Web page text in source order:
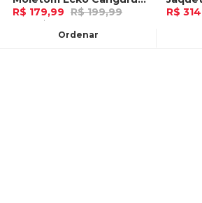
Ordenar
-10%
R$ 179,99 R$ 199,99
6x de R$ 29,99 Ou
R$
10x de